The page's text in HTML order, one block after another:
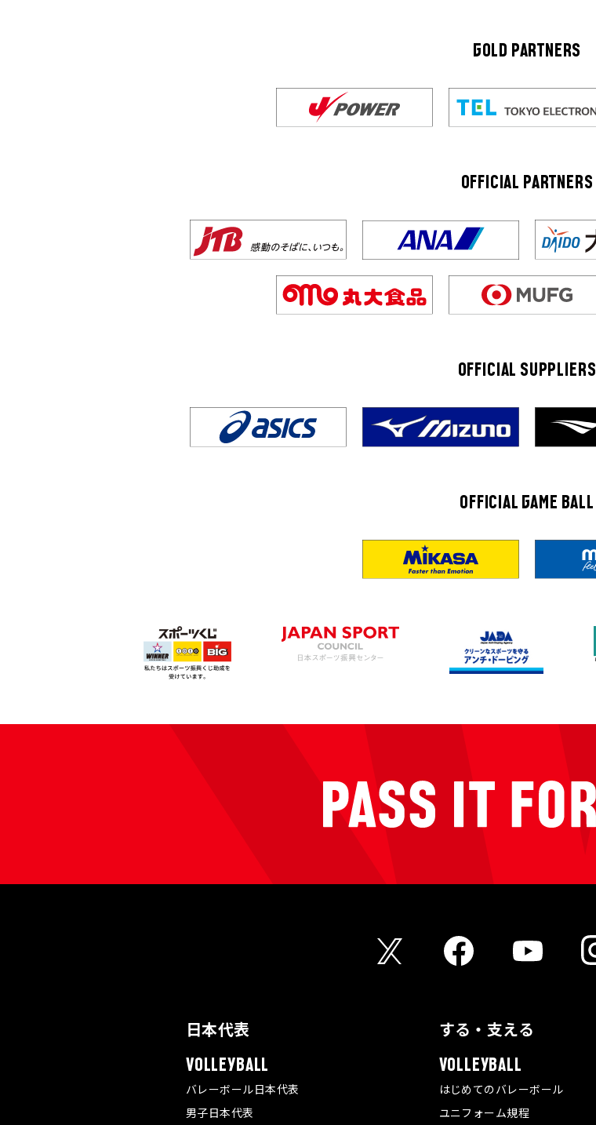
GOLD PARTNERS
OFFICIAL PARTNERS
OFFICIAL SUPPLIERS
OFFICIAL GAME BALL
日本代表
VOLLEYBALL
バレーボール日本代表
男子日本代表
する・支える
VOLLEYBALL
はじめてのバレーボール
ユニフォーム規程